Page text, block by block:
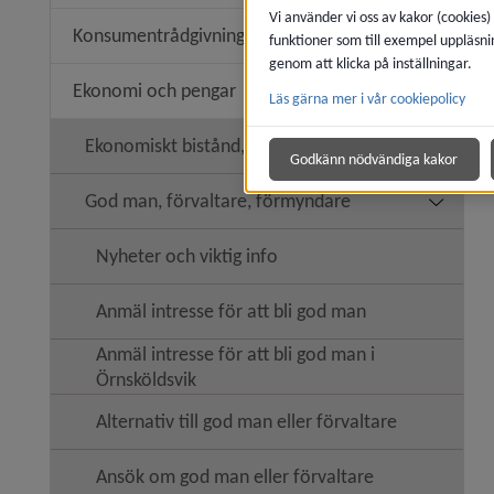
Konsumentrådgivning
Ekonomi och pengar
Ekonomiskt bistånd, försörjningsstöd
God man, förvaltare, förmyndare
Nyheter och viktig info
Anmäl intresse för att bli god man
Anmäl intresse för att bli god man i
Örnsköldsvik
Alternativ till god man eller förvaltare
Ansök om god man eller förvaltare
Vi använder vi oss av kakor
funktioner som till exempel
genom att klicka på inställningar.
Läs gärna mer i vår cookiepolicy
Godkänn nödvändiga kakor